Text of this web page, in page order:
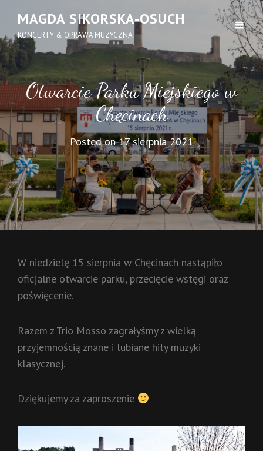
MAGDA SIKORSKA-OSUCH
KONCERTY & OPRAWA MUZYCZNA
Otwarcie Parku Miejskiego w
Chęcinach
Posted on17 sierpnia 2021
W niedzielę 15 sierpnia w Chęcinach nastąpiło
oficjalne otwarcie parku, przecięcie wstęgi oraz
poświęcenie.
Razem z Trio Mosso zagrałyśmy z wielką
przyjemnością znane i lubiane hity muzyki
klasycznej.
Dziękujemy za zaproszenie